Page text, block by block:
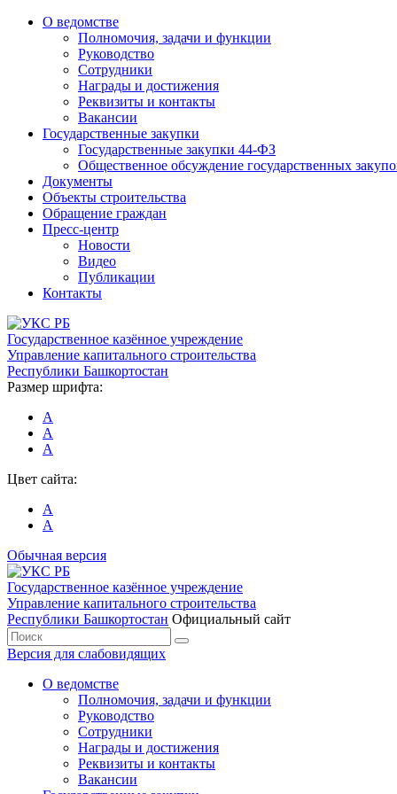
О ведомстве
Полномочия, задачи и функции
Руководство
Сотрудники
Награды и достижения
Реквизиты и контакты
Вакансии
Государственные закупки
Государственные закупки 44-ФЗ
Общественное обсуждение государственных
Документы
Объекты строительства
Обращение граждан
Пресс-центр
Новости
Видео
Публикации
Контакты
Государственное казённое учреждение
Управление капитального строительства
Республики Башкортостан
Размер шрифта:
А
А
А
Цвет сайта:
А
А
Обычная версия
Государственное казённое учреждение
Управление капитального строительства
Республики Башкортостан Официальный сайт
Версия для слабовидящих
О ведомстве
Полномочия, задачи и функции
Руководство
Сотрудники
Награды и достижения
Реквизиты и контакты
Вакансии